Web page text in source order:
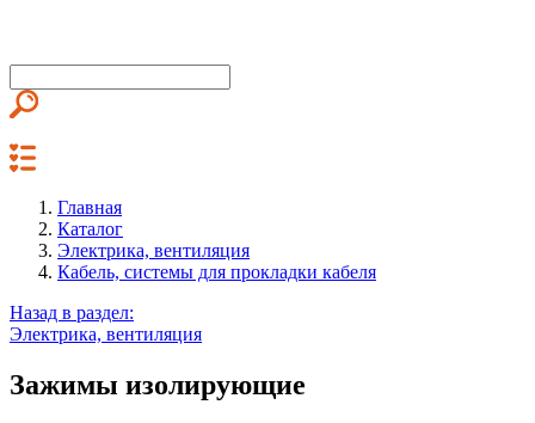
Главная
Каталог
Электрика, вентиляция
Кабель, системы для прокладки кабеля
Назад в раздел:
Электрика, вентиляция
Зажимы изолирующие